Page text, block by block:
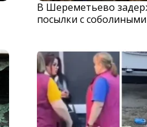
В Шереметьево
посылки с